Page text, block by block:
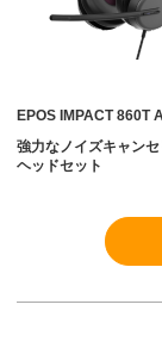
EPOS IMPACT 860T
強力なノイズキャン
ヘッドセット